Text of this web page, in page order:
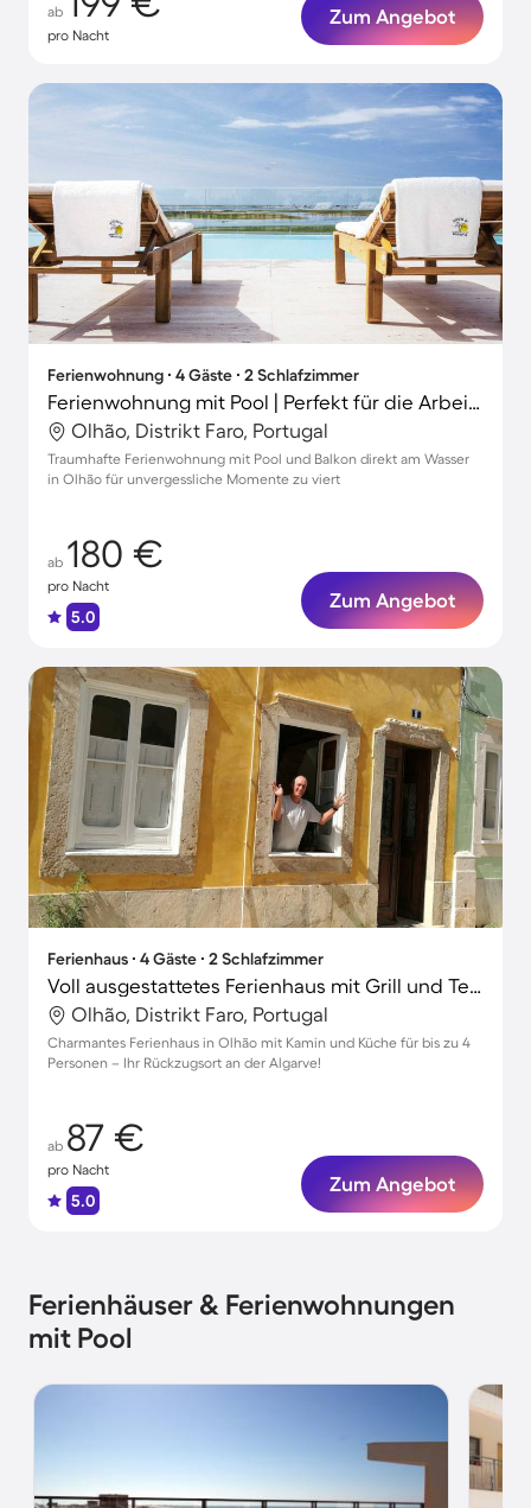
ab
pro Nacht
Zum Angebot
Ferienwohnung ∙ 4 Gäste ∙ 2 Schlafzimmer
Ferienwohnung mit Pool | Perfekt für die Arbeit von Zuhause
Olhão, Distrikt Faro, Portugal
Traumhafte Ferienwohnung mit Pool und Balkon direkt am Wasser
in Olhão für unvergessliche Momente zu viert
ab 180 €
pro Nacht
5.0
Zum Angebot
Ferienhaus ∙ 4 Gäste ∙ 2 Schlafzimmer
Voll ausgestattetes Ferienhaus mit Grill und Terrasse | Naturblick
Olhão, Distrikt Faro, Portugal
Charmantes Ferienhaus in Olhão mit Kamin und Küche für bis zu 4
Personen – Ihr Rückzugsort an der Algarve!
ab 87 €
pro Nacht
5.0
Zum Angebot
Ferienhäuser & Ferienwohnungen
mit Pool